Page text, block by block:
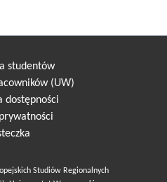
studentów
(UW)
dostępności
Studiów Regionalnych